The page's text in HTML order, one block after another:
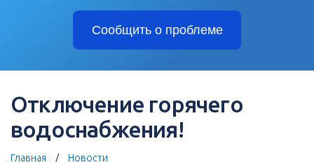
Сообщить о проблеме
Отключение горячего
водоснабжения!
Главная Новости